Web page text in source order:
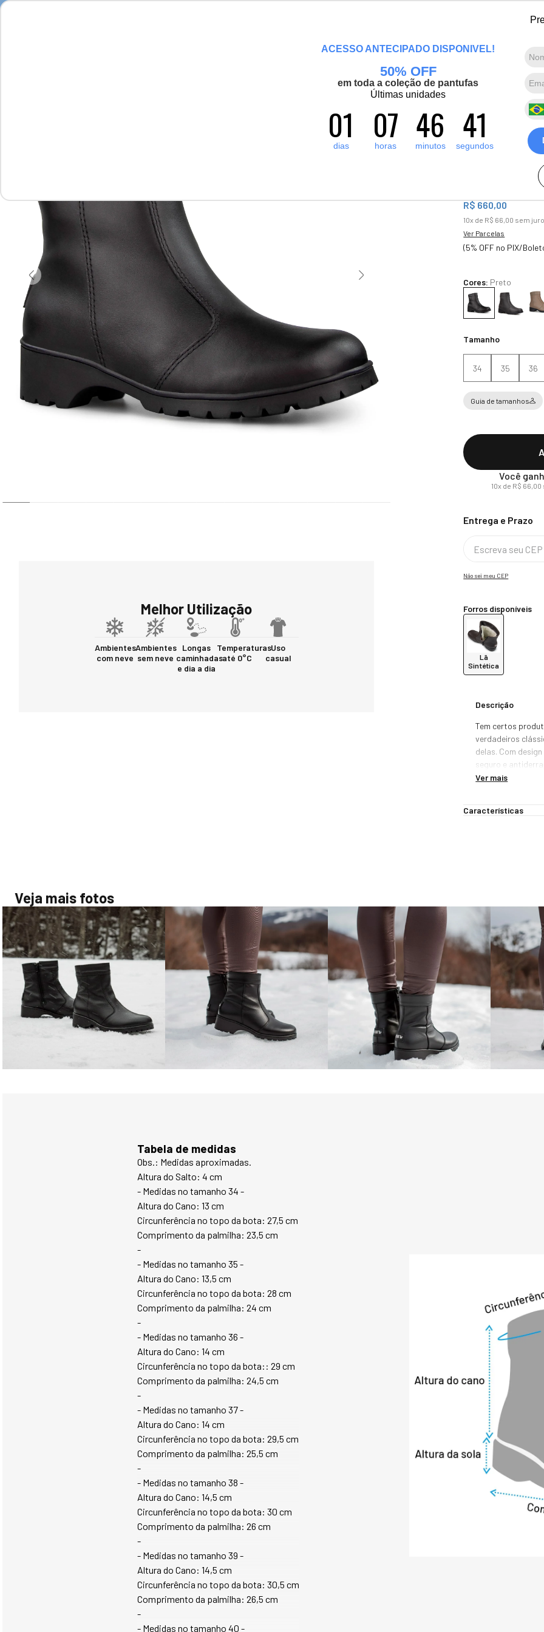
ACESSO ANTECIPADO DISPONÍVEL!
50% OFF
em toda a coleção de pantufas
Últimas unidades
01
dias 07
horas 46
minutos 40
segundos
Marcas convidadas Promoções Destaques Sobre nós
Melhor Utilização
Ambientes
com neve
Ambientes
sem neve
Longas
caminhadas
e dia a dia
Temperaturas
até 0°C
Uso
casual
50% OFF no
Bota para
sintética
239
R$660,00
10x de R$ 66,00 sem
Ver Parcelas
(5% OFF no PIX/
Cores: Preto
Tamanho
34 35 36
Guia de tamanhos
Você
10x de R$ 66,00
Não sei meu CEP
Forros disponíveis
Lã
Sintética
Descrição
Tem certos
verdadeiros
delas. Com
seguro e
muito conforto,
parte traseira.
tornou ainda
aventuras
Desenvolvida
bota feminina
de proteger os
forro em lã
palmilha),
aveludado
feito em
característica a
e ação
forma,
- Sola de alta
em borracha
desenhadas
na neve.
- 100% em couro
Desenvolvido
tratamento
durabilidade e
- Costuras
resistência à
- Membrana
impermeabilidade
O COURO
A Leather
fins lucrativos de
no impacto do
são oferecidas
Ver mais
Características
Veja mais fotos
Tabela de medidas
Obs.: Medidas aproximadas.
Altura do Salto: 4 cm
- Medidas no tamanho 34 -
Altura do Cano: 13 cm
Circunferência no topo da bota: 27,5 cm
Comprimento da palmilha: 23,5 cm
-
- Medidas no tamanho 35 -
Altura do Cano: 13,5 cm
Circunferência no topo da bota: 28 cm
Comprimento da palmilha: 24 cm
-
- Medidas no tamanho 36 -
Altura do Cano: 14 cm
Circunferência no topo da bota:: 29 cm
Comprimento da palmilha: 24,5 cm
-
- Medidas no tamanho 37 -
Altura do Cano: 14 cm
Circunferência no topo da bota: 29,5 cm
Comprimento da palmilha: 25,5 cm
-
- Medidas no tamanho 38 -
Altura do Cano: 14,5 cm
Circunferência no topo da bota: 30 cm
Comprimento da palmilha: 26 cm
-
- Medidas no tamanho 39 -
Altura do Cano: 14,5 cm
Circunferência no topo da bota: 30,5 cm
Comprimento da palmilha: 26,5 cm
-
- Medidas no tamanho 40 -
Termos mais buscados
1ºpantufa
artic pro
grenoble